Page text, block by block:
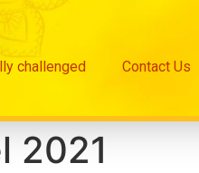
challenged Contact Us
2021